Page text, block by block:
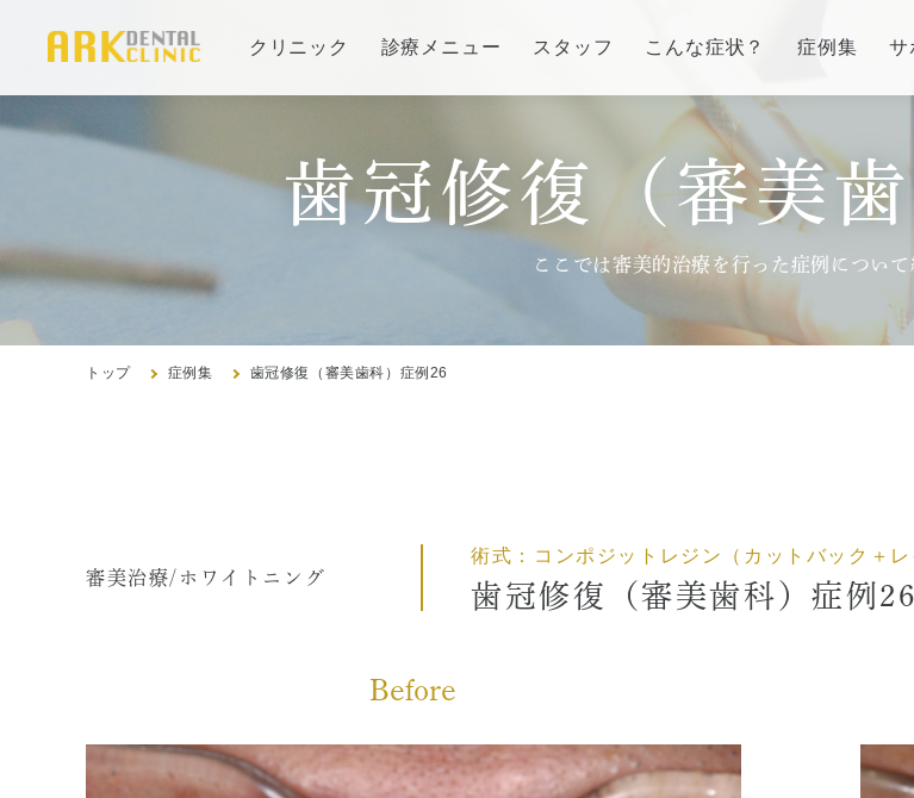
クリニック
コンセプト 番町オフィス
医院紹介
アクセス
診療メニュー
審美治療/ホワイトニング
ホワイトニング
インプラント/骨増生
インプラント/骨増生
治療の流れ、当院でのポイント
症例集
歯列
治療の
インビ
治療費
歯科用CT
顎関節症とは
歯周外
かぶせ
歯科用
歯列矯正
スタッフ こんな症状？ 症例集 サ
歯冠修復（審美
ここでは審美的治療を行った症例について
トップ 症例集 歯冠修復（審美歯科）症例26
審美治療/ホワイトニング
術式：コンポジットレジン（カットバック＋レ
歯冠修復（審美歯科）症例26
Before